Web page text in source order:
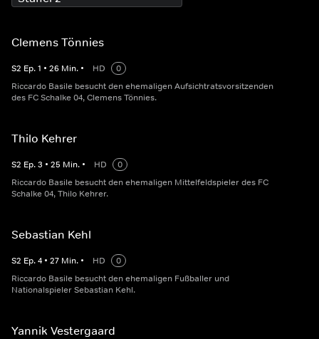
Clemens Tönnies
S2 Ep.1 • 26 Min. • HD
0
Riccardo Basile besucht den ehemaligen Aufsichtratsvorsitzenden
des FC Schalke 04, Clemens Tönnies.
Thilo Kehrer
S2 Ep.3 • 25 Min. • HD
0
Riccardo Basile besucht den ehemaligen Mittelfeldspieler des FC
Schalke 04, Thilo Kehrer.
Sebastian Kehl
S2 Ep.4 • 27 Min. • HD
0
Riccardo Basile besucht den ehemaligen Fußballer und
Nationalspieler Sebastian Kehl.
Yannik Vestergaard